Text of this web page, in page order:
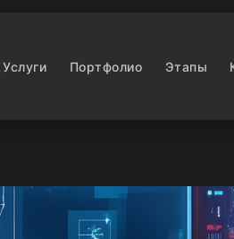
Услуги Портфолио Этапы